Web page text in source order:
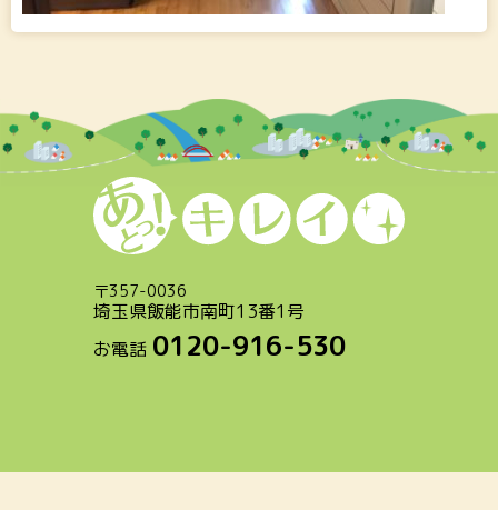
〒357-0036
埼玉県飯能市南町13番1号
お電話 0120-916-530